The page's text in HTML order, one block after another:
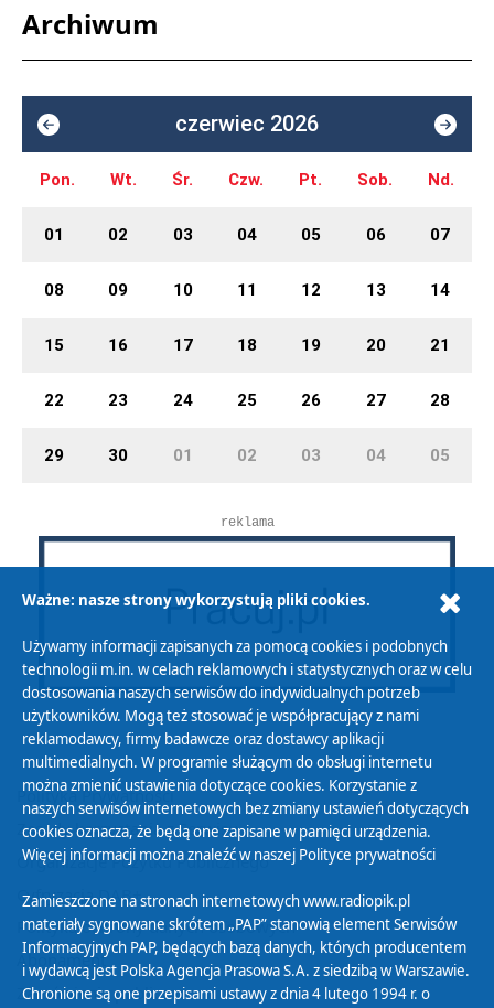
Archiwum
czerwiec 2026
Pon. Wt. Śr. Czw. Pt. Sob. Nd.
01 02 03 04 05 06 07
08 09 10 11 12 13 14
15 16 17 18 19 20 21
22 23 24 25 26 27 28
29 30 01 02 03 04 05
reklama
Polityka Prywatności
Zasady korzystania z Serwisu
Organizacje Pożytku Publicznego
Cyfryzacja DAB+
Polityka ochrony danych osobowych
Abonament
Zamówienia publiczne
Ważne: nasze strony wykorzystują pliki cookies.
Używamy informacji zapisanych za pomocą cookies i podobnych
technologii m.in. w celach reklamowych i statystycznych oraz w celu
dostosowania naszych serwisów do indywidualnych potrzeb
użytkowników. Mogą też stosować je współpracujący z nami
reklamodawcy, firmy badawcze oraz dostawcy aplikacji
multimedialnych. W programie służącym do obsługi internetu
można zmienić ustawienia dotyczące cookies. Korzystanie z
naszych serwisów internetowych bez zmiany ustawień dotyczących
cookies oznacza, że będą one zapisane w pamięci urządzenia.
Więcej informacji można znaleźć w naszej Polityce prywatności
Zamieszczone na stronach internetowych www.radiopik.pl
materiały sygnowane skrótem „PAP” stanowią element Serwisów
Informacyjnych PAP, będących bazą danych, których producentem
i wydawcą jest Polska Agencja Prasowa S.A. z siedzibą w Warszawie.
Chronione są one przepisami ustawy z dnia 4 lutego 1994 r. o